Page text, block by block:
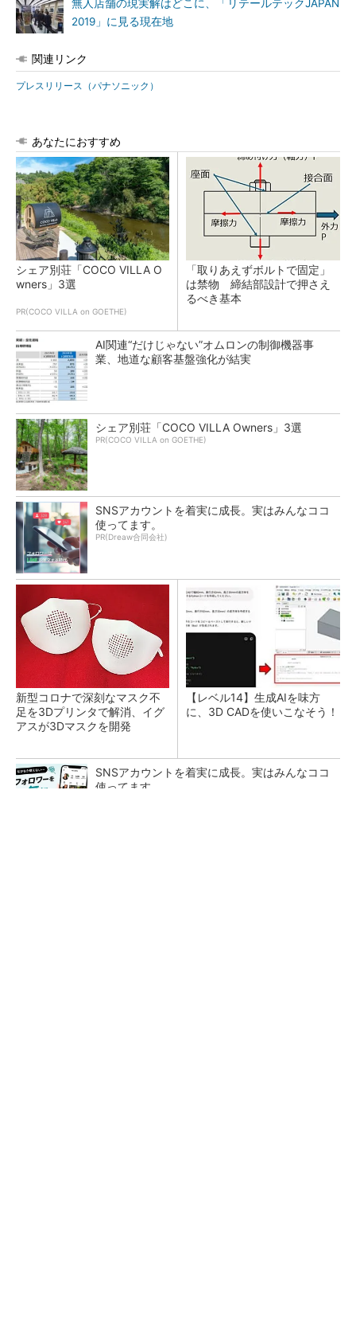
無人店舗の現実解はどこに、「リテールテックJAPAN
2019」に見る現在地
関連リンク
プレスリリース（パナソニック）
あなたにおすすめ
シェア別荘「COCO VILLA O
wners」3選
PR(COCO VILLA on GOETHE)
「取りあえずボルトで固定」
は禁物 締結部設計で押さえ
るべき基本
AI関連“だけじゃない”オムロンの制御機器事
業、地道な顧客基盤強化が結実
シェア別荘「COCO VILLA Owners」3選
PR(COCO VILLA on GOETHE)
SNSアカウントを着実に成長。実はみんなココ
使ってます。
PR(Dreaw合同会社)
新型コロナで深刻なマスク不
足を3Dプリンタで解消、イグ
アスが3Dマスクを開発
【レベル14】生成AIを味方
に、3D CADを使いこなそう！
SNSアカウントを着実に成長。実はみんなココ
使ってます。